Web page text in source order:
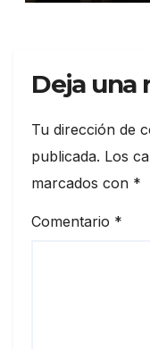
Deja una
Tu dirección de
publicada. Los
marcados con *
Comentario *